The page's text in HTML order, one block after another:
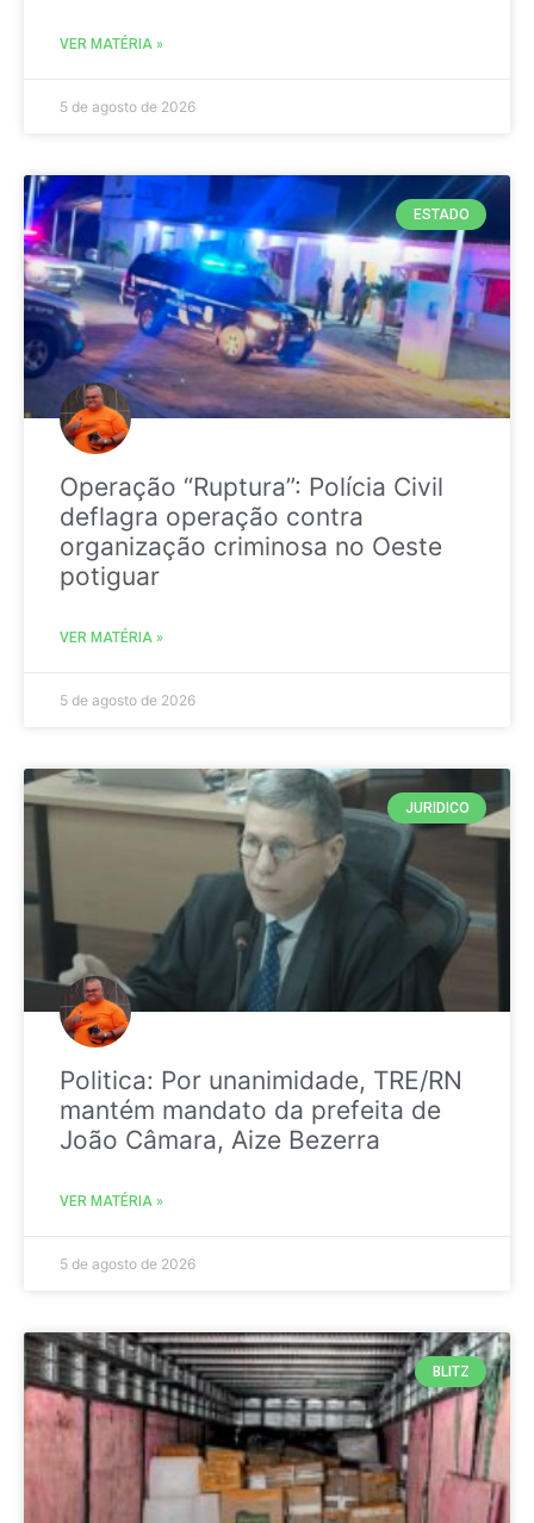
VER MATÉRIA »
5 de agosto de 2026
ESTADO
Operação “Ruptura”: Polícia Civil
deflagra operação contra
organização criminosa no Oeste
potiguar
VER MATÉRIA »
5 de agosto de 2026
JURIDICO
Politica: Por unanimidade, TRE/RN
mantém mandato da prefeita de
João Câmara, Aize Bezerra
VER MATÉRIA »
5 de agosto de 2026
BLITZ